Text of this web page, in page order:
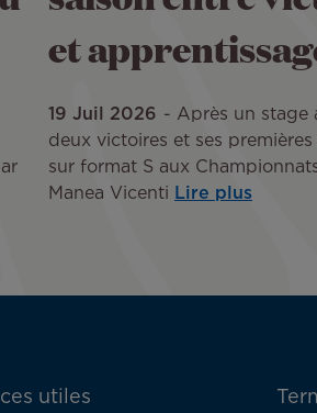
et
19 Juil 2026
Après un stage
deux victoires et ses premières
sur format S aux
Manea Vicenti Lire plus
utiles